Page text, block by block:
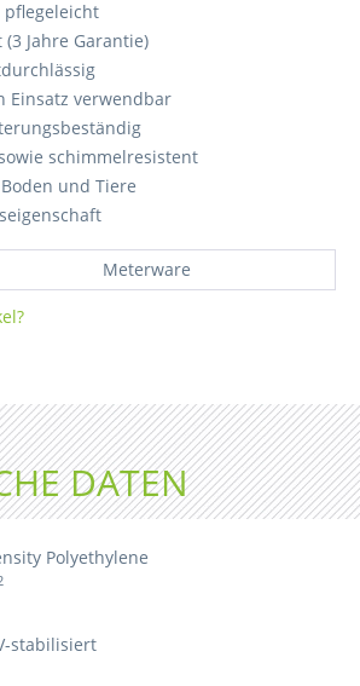
Jahre Garantie)
Einsatz verwendbar
schimmelresistent
und Tiere
Meterware
DATEN
Polyethylene
stabilisiert